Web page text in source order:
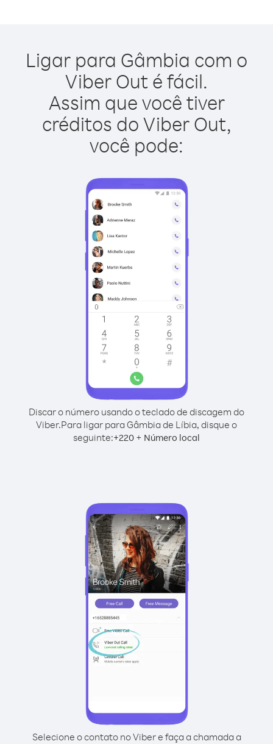
Ligar para Gâmbia com o
Viber Out é fácil.
Assim que você tiver
créditos do Viber Out,
você pode:
Discar o número usando o teclado de discagem do
Viber.Para ligar para Gâmbia de Líbia, disque o
seguinte:+220 + Número local
Selecione o contato no Viber e faça a chamada a